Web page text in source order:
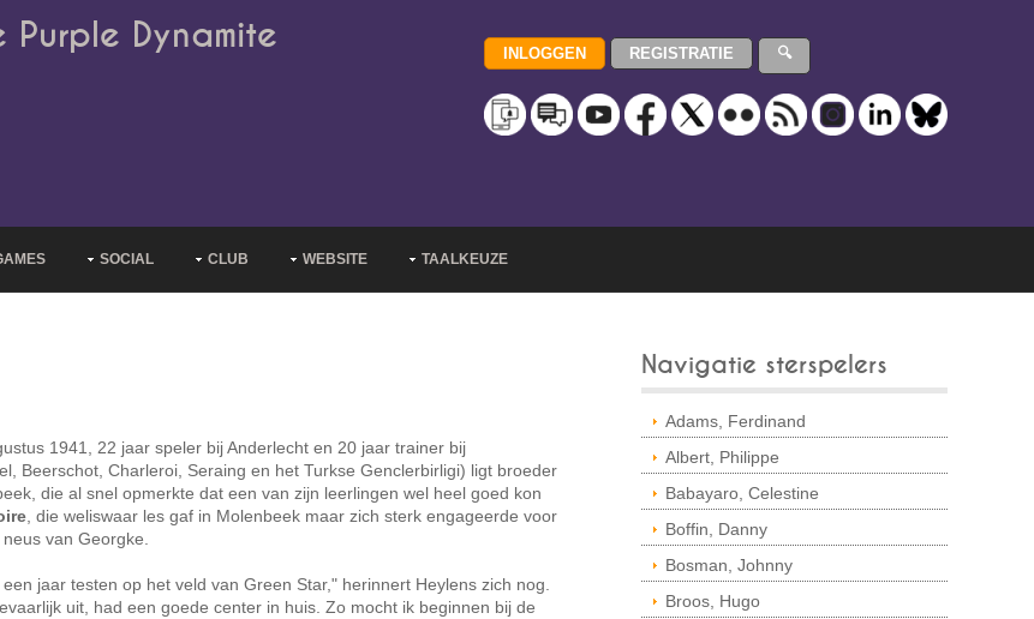
Dynamite
SOCIAL CLUB WEBSITE TAALKEUZE
1941, 22 jaar speler bij Anderlecht en 20 jaar trainer bij
Beerschot, Charleroi, Seraing en het Turkse Genclerbirligi) ligt broeder
die al snel opmerkte dat een van zijn leerlingen wel heel goed kon
, die weliswaar les gaf in Molenbeek maar zich sterk engageerde voor
van Georgke.
jaar testen op het veld van Green Star," herinnert Heylens zich nog.
uit, had een goede center in huis. Zo mocht ik beginnen bij de
Navigatie sterspelers
Adams, Ferdinand
Albert, Philippe
Babayaro, Celestine
Boffin, Danny
Bosman, Johnny
Broos, Hugo